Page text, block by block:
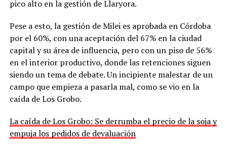
pico alto en la gestión de Llaryora.
Pese a esto, la gestión de Milei es aprobada en Córdoba
por el 60%, con una aceptación del 67% en la ciudad
capital y su área de influencia, pero con un piso de 56%
en el interior productivo, donde las retenciones siguen
siendo un tema de debate. Un incipiente malestar de un
campo que empieza a pasarla mal, como se vio en la
caída de Los Grobo.
La caída de Los Grobo: Se derrumba el precio de la soja y
empuja los pedidos de devaluación